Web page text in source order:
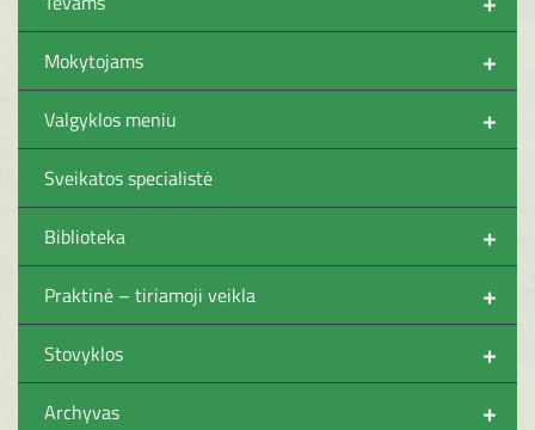
+
Mokytojams
+
Valgyklos meniu
Sveikatos specialistė
+
Biblioteka
+
Praktinė – tiriamoji veikla
+
Stovyklos
+
Archyvas